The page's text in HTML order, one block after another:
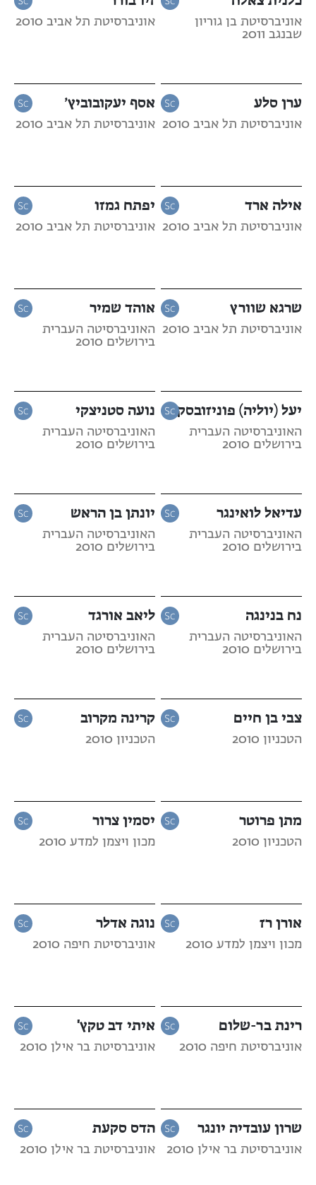
אוניברסיטת בן גוריון
שבנגב 2011
אוניברסיטת תל אביב 2010
ערן סלע
אוניברסיטת תל אביב 2010
אסף יעקובוביץ’
אוניברסיטת תל אביב 2010
אילה ארד
אוניברסיטת תל אביב 2010
יפתח גמזו
אוניברסיטת תל אביב 2010
שרגא שוורץ
אוניברסיטת תל אביב 2010
אוהד שמיר
האוניברסיטה העברית
בירושלים 2010
יעל (יוליה) פוניזובסקי
האוניברסיטה העברית
בירושלים 2010
נועה סטניצקי
האוניברסיטה העברית
בירושלים 2010
עדיאל לואינגר
האוניברסיטה העברית
בירושלים 2010
יונתן בן הראש
האוניברסיטה העברית
בירושלים 2010
נח בנינגה
האוניברסיטה העברית
בירושלים 2010
ליאב אורגד
האוניברסיטה העברית
בירושלים 2010
צבי בן חיים
הטכניון 2010
קרינה מקרוב
הטכניון 2010
מתן פרוטר
הטכניון 2010
יסמין צרור
מכון ויצמן למדע 2010
אורן רז
מכון ויצמן למדע 2010
נוגה אדלר
אוניברסיטת חיפה 2010
רינת בר-שלום
אוניברסיטת חיפה 2010
איתי דב טקץ'
אוניברסיטת בר אילן 2010
שרון עובדיה יונגר
אוניברסיטת בר אילן 2010
הדס סקעת
אוניברסיטת בר אילן 2010